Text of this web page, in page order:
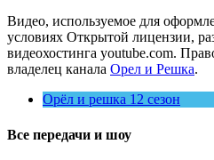
Видео, используемое для
условиях Открытой лицензии,
видеохостинга youtube.com.
владелец канала Орел и Решка.
Орёл и решка 12 сезон
Все передачи и шоу